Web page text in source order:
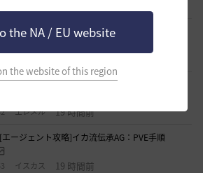
the NA / EU website
the website of this region
【中型生活ギルド】マイペースで遊びたいメン
レタアクセについて ３１５スタックチャレ
エレメル 19 時間前
[エージェント攻略]イカ流伝承AG：PVE手順
イスカス 19 時間前